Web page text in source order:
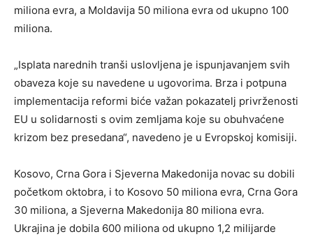
miliona evra, a Moldavija 50 miliona evra od ukupno 100
miliona.
„Isplata narednih tranši uslovljena je ispunjavanjem svih
obaveza koje su navedene u ugovorima. Brza i potpuna
implementacija reformi biće važan pokazatelj privrženosti
EU u solidarnosti s ovim zemljama koje su obuhvaćene
krizom bez presedana“, navedeno je u Evropskoj komisiji.
Kosovo, Crna Gora i Sjeverna Makedonija novac su dobili
početkom oktobra, i to Kosovo 50 miliona evra, Crna Gora
30 miliona, a Sjeverna Makedonija 80 miliona evra.
Ukrajina je dobila 600 miliona od ukupno 1,2 milijarde